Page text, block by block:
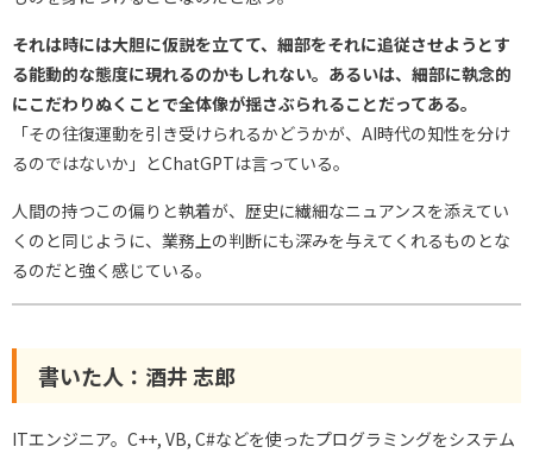
それは時には大胆に仮説を立てて、細部をそれに追従させようとす
る能動的な態度に現れるのかもしれない。あるいは、細部に執念的
にこだわりぬくことで全体像が揺さぶられることだってある。
「その往復運動を引き受けられるかどうかが、AI時代の知性を分け
るのではないか」とChatGPTは言っている。
人間の持つこの偏りと執着が、歴史に繊細なニュアンスを添えてい
くのと同じように、業務上の判断にも深みを与えてくれるものとな
るのだと強く感じている。
書いた人：酒井 志郎
ITエンジニア。C++, VB, C#などを使ったプログラミングをシステム